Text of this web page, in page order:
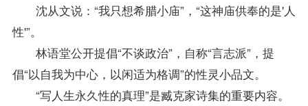
沈从文说：“我只想希腊小庙”，“这神庙供奉的是'人
性'”。
林语堂公开提倡“不谈政治”，自称“言志派”，提
倡“以自我为中心，以闲适为格调”的性灵小品文。
“写人生永久性的真理”是臧克家诗集的重要内容。